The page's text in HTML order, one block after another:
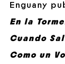
Enguany
En la
Cuando
Como un